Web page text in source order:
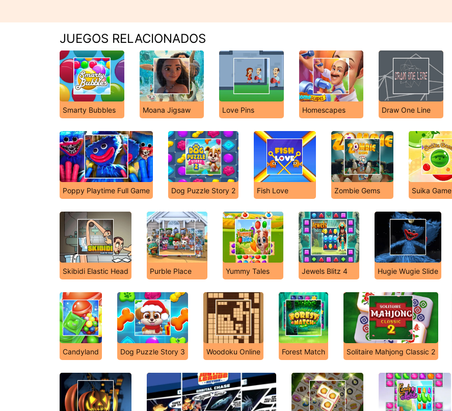
JUEGOS RELACIONADOS
Smarty Bubbles Moana Jigsaw Love Pins Homescapes Draw One Line
Poppy Playtime Full Game Dog Puzzle Story 2 Fish Love Zombie Gems Suika Game
Skibidi Elastic Head Purble Place Yummy Tales Jewels Blitz 4 Hugie Wugie Slide
Candyland Dog Puzzle Story 3 Woodoku Online Forest Match Solitaire Mahjong Classic 2